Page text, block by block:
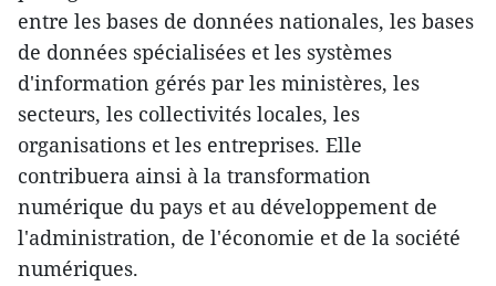
entre les bases de données nationales, les bases
de données spécialisées et les systèmes
d'information gérés par les ministères, les
secteurs, les collectivités locales, les
organisations et les entreprises. Elle
contribuera ainsi à la transformation
numérique du pays et au développement de
l'administration, de l'économie et de la société
numériques.